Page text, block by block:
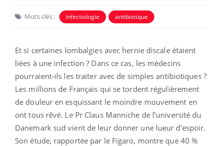
Mots clés : infectiologie antibiotique
Et si certaines lombalgies avec hernie discale étaient
liées à une infection ? Dans ce cas, les médecins
pourraient-ils les traiter avec de simples antibiotiques ?
Les millions de Français qui se tordent régulièrement
de douleur en esquissant le moindre mouvement en
ont tous rêvé. Le Pr Claus Manniche de l’université du
Danemark sud vient de leur donner une lueur d’espoir.
Son étude, rapportée par le Figaro, montre que 40 %